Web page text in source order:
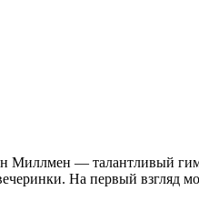
Миллмен — талантливый
На первый взгляд